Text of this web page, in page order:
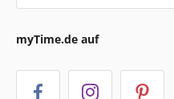
myTime.de auf